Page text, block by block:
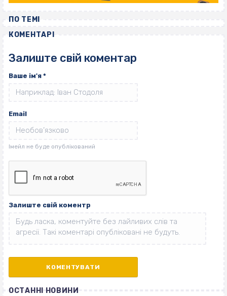
ПО ТЕМІ
КОМЕНТАРІ
Залиште свій коментар
Ваше ім'я *
Email
Залиште свій коментр
ОСТАННІ НОВИНИ